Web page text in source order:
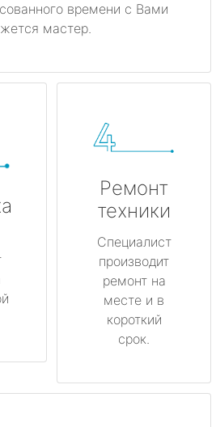
времени с Вами
мастер.
Ремонт
техники
Специалист
производит
ремонт на
месте и в
короткий
срок.